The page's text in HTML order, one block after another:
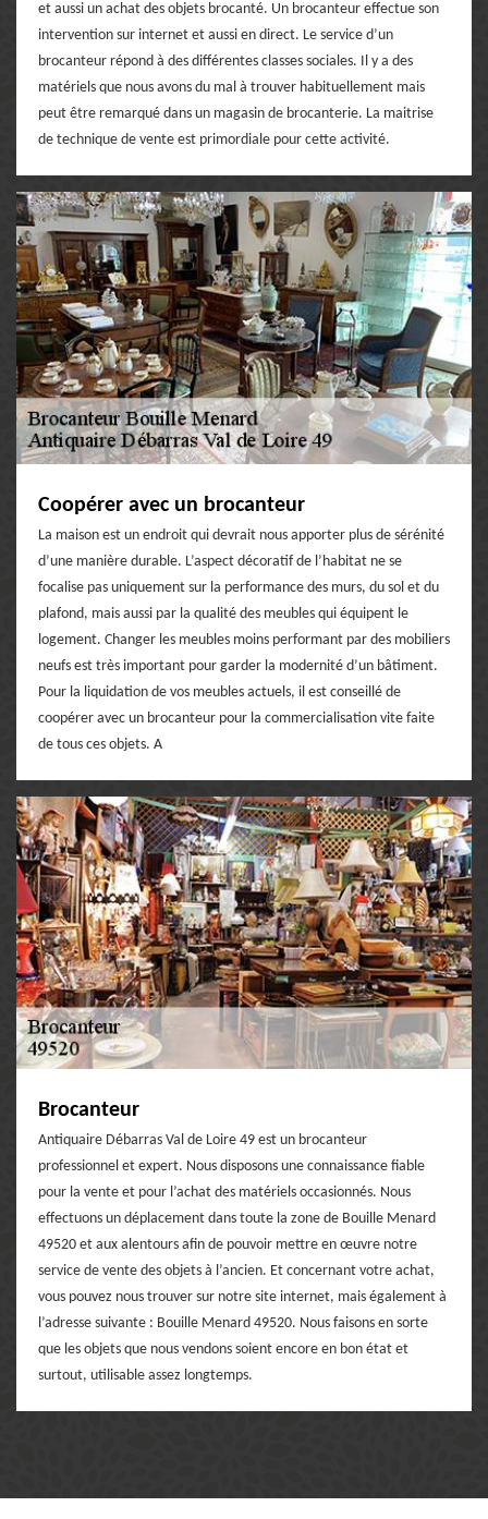
et aussi un achat des objets brocanté. Un brocanteur effectue son
intervention sur internet et aussi en direct. Le service d’un
brocanteur répond à des différentes classes sociales. Il y a des
matériels que nous avons du mal à trouver habituellement mais
peut être remarqué dans un magasin de brocanterie. La maitrise
de technique de vente est primordiale pour cette activité.
Coopérer avec un brocanteur
La maison est un endroit qui devrait nous apporter plus de sérénité
d’une manière durable. L’aspect décoratif de l’habitat ne se
focalise pas uniquement sur la performance des murs, du sol et du
plafond, mais aussi par la qualité des meubles qui équipent le
logement. Changer les meubles moins performant par des mobiliers
neufs est très important pour garder la modernité d’un bâtiment.
Pour la liquidation de vos meubles actuels, il est conseillé de
coopérer avec un brocanteur pour la commercialisation vite faite
de tous ces objets. A
Brocanteur
Antiquaire Débarras Val de Loire 49 est un brocanteur
professionnel et expert. Nous disposons une connaissance fiable
pour la vente et pour l’achat des matériels occasionnés. Nous
effectuons un déplacement dans toute la zone de Bouille Menard
49520 et aux alentours afin de pouvoir mettre en œuvre notre
service de vente des objets à l’ancien. Et concernant votre achat,
vous pouvez nous trouver sur notre site internet, mais également à
l’adresse suivante : Bouille Menard 49520. Nous faisons en sorte
que les objets que nous vendons soient encore en bon état et
surtout, utilisable assez longtemps.